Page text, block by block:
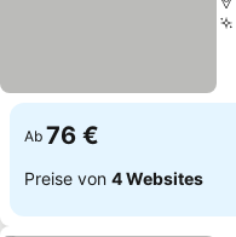
Ab 76 €
Preise von 4 Websites